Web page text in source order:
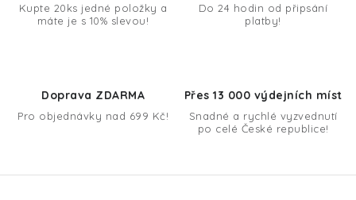
v
Kupte 20ks jedné položky a
máte je s 10% slevou!
Do 24 hodin od připsání
platby!
Doprava ZDARMA
Pro objednávky nad 699 Kč!
Přes 13 000 výdejních míst
Snadné a rychlé vyzvednutí
po celé České republice!